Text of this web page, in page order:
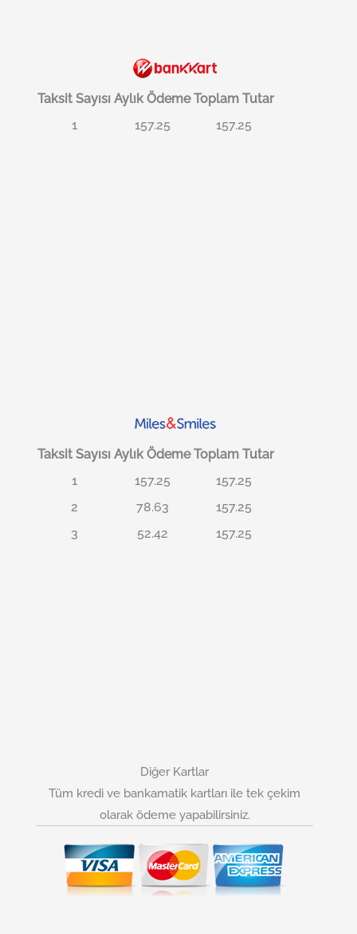
Taksit Sayısı Aylık Ödeme Toplam Tutar
1
157.25 157.25
Taksit Sayısı Aylık Ödeme Toplam Tutar
1
157.25
157.25
2
78.63
157.25
3
52.42 157.25
Diğer Kartlar
Tüm kredi ve bankamatik kartları ile tek çekim
olarak ödeme yapabilirsiniz.